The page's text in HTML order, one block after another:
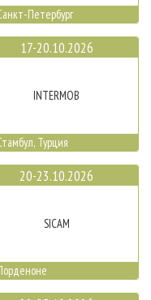
Петербург
17-20.10.2026
INTERMOB
Турция
20-23.10.2026
SICAM